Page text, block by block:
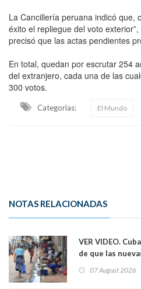
La Cancillería peruana indicó que,
éxito el repliegue del voto
precisó que las actas pendientes
En total, quedan por escrutar 254
del extranjero, cada una de las
300 votos.
Categorias: El Mundo
NOTAS RELACIONADAS
VER VIDEO.
de que las
07 August 2026